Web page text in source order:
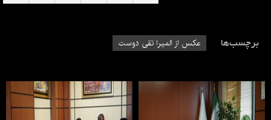
برچسب‌ها عکس از المیرا تقی دوست